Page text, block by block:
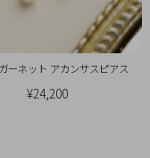
ーネット アカンサスピアス
¥24,200